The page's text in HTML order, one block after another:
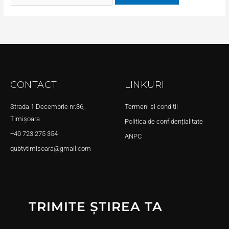
CONTACT
Strada 1 Decembrie nr.36,
Timișoara
+40 723 275 354
qubtvtimisoara@gmail.com
LINKURI
Termeni și condiții
Politica de confidențialitate
ANPC
TRIMITE ȘTIREA TA